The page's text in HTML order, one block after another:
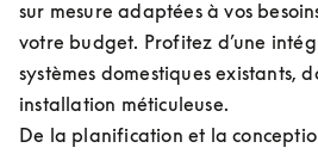
sur mesure adaptées à vos
votre budget. Profitez d’une
systèmes domestiques existants,
installation méticuleuse.
De la planification et la